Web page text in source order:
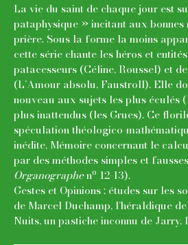
La vie du saint de chaque jour est
pataphysique » incitant aux
prière. Sous la forme la moins
cette série chante les héros et
patacesseurs (Céline, Roussel) et
(L’Amour absolu, Faustroll). Elle
nouveau aux sujets les plus éculés
plus inattendus (les Grues). Ce
spéculation théologico-
inédite, Mémoire concernant le
par des méthodes simples et
Organographeno 12-13).
Gestes et Opinions : études sur les
de Marcel Duchamp, l’héraldique
Nuits, un pastiche inconnu de Jarry,